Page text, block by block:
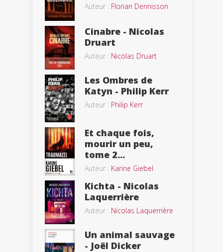
Auteur : Florian Dennisson
Cinabre - Nicolas
Druart
Auteur : Nicolas Druart
Les Ombres de
Katyn - Philip Kerr
Auteur : Philip Kerr
Et chaque fois,
mourir un peu,
tome 2...
Auteur : Karine Giebel
Kichta - Nicolas
Laquerrière
Auteur : Nicolas Laquerrière
Un animal sauvage
- Joël Dicker